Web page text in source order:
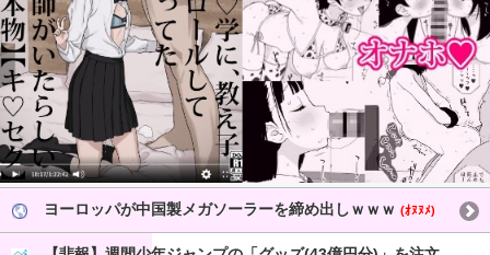
ヨーロッパが中国製メガソーラーを締め出しｗｗｗ (ｵﾇﾇﾒ)